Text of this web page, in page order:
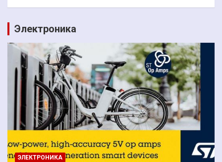
Электроника
ЭЛЕКТРОНИКА